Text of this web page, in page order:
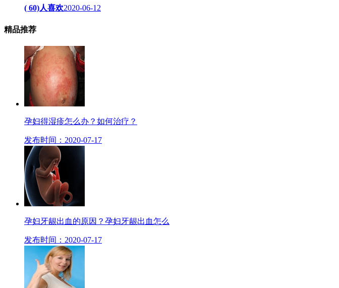
( 60)人喜欢2020-06-12
精品推荐
孕妇得湿疹怎么办？如何治疗？
发布时间：2020-07-17
孕妇牙龈出血的原因？孕妇牙龈出血怎么
发布时间：2020-07-17